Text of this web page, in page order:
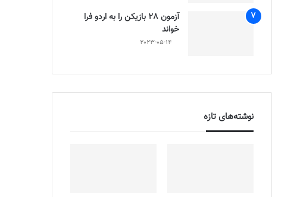
آزمون 28 بازیکن را به اردو فرا
خواند
2023-05-14
نوشته‌های تازه